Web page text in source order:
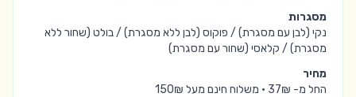
מסגרות
נקי (לבן עם מסגרת) / פוקוס (לבן ללא מסגרת) / בולט (שחור ללא
מסגרת) / קלאסי (שחור עם מסגרת)
מחיר
החל מ- 37₪
· משלוח חינם מעל 150₪